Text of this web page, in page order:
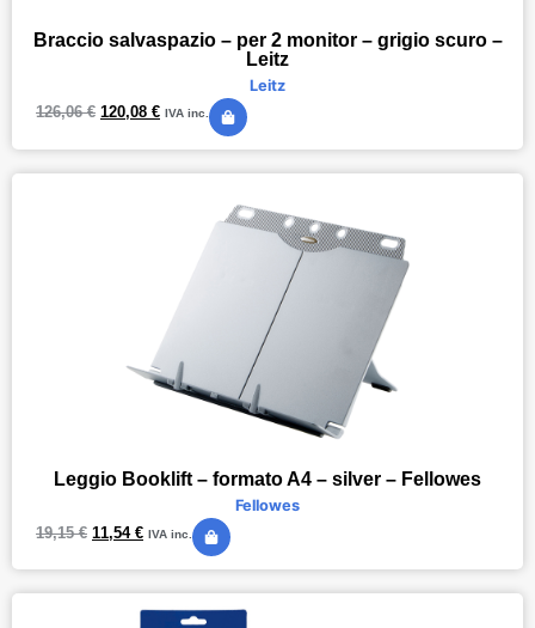
Braccio salvaspazio – per 2 monitor – grigio scuro –
Leitz
Leitz
126,06€ 120,08 € IVA inc.
Leggio Booklift – formato A4 – silver – Fellowes
Fellowes
19,15€ 11,54 € IVA inc.